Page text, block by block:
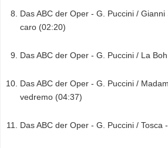
Das ABC der Oper - G. Puccini /
caro (02:20)
Das ABC der Oper - G. Puccini / La Boh
Das ABC der Oper - G. Puccini /
vedremo (04:37)
Das ABC der Oper - G. Puccini / Tosca